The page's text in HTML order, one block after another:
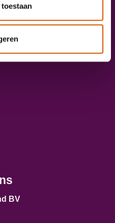
BV